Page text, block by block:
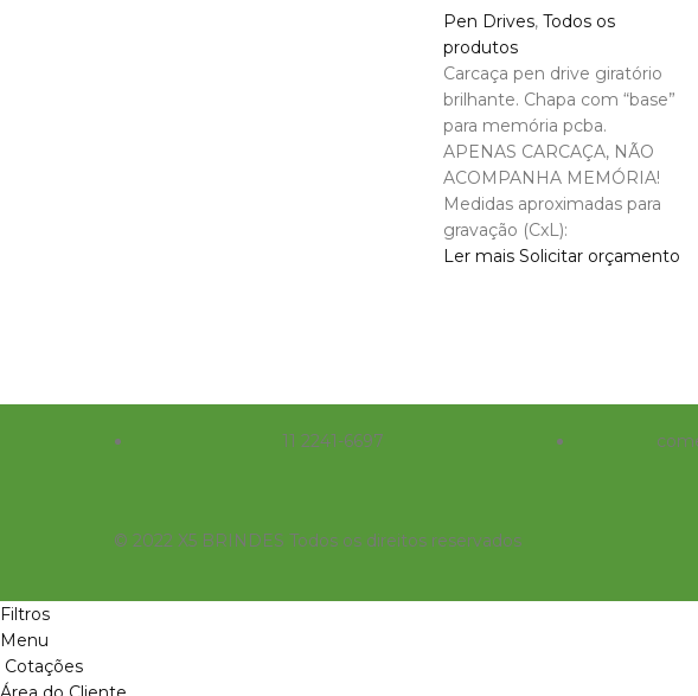
Pen Drives, Todos os
produtos
Carcaça pen drive giratório
brilhante. Chapa com “base”
para memória pcba.
APENAS CARCAÇA, NÃO
ACOMPANHA MEMÓRIA!
Medidas aproximadas para
gravação (CxL):
Ler mais Solicitar orçamento
11 2241-6697
© 2022 X5 BRINDES Todos os direitos reservados
Filtros
Menu
Cotações